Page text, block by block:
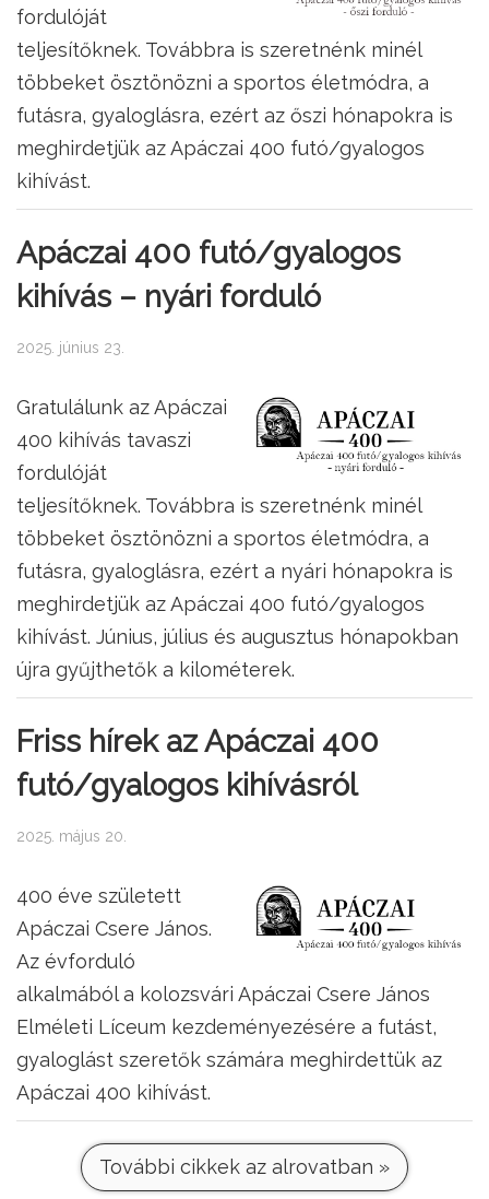
fordulóját
teljesítőknek. Továbbra is szeretnénk minél
többeket ösztönözni a sportos életmódra, a
futásra, gyaloglásra, ezért az őszi hónapokra is
meghirdetjük az Apáczai 400 futó/gyalogos
kihívást.
Apáczai 400 futó/gyalogos
kihívás – nyári forduló
2025. június 23.
Gratulálunk az Apáczai
400 kihívás tavaszi
fordulóját
teljesítőknek. Továbbra is szeretnénk minél
többeket ösztönözni a sportos életmódra, a
futásra, gyaloglásra, ezért a nyári hónapokra is
meghirdetjük az Apáczai 400 futó/gyalogos
kihívást. Június, július és augusztus hónapokban
újra gyűjthetők a kilométerek.
Friss hírek az Apáczai 400
futó/gyalogos kihívásról
2025. május 20.
400 éve született
Apáczai Csere János.
Az évforduló
alkalmából a kolozsvári Apáczai Csere János
Elméleti Líceum kezdeményezésére a futást,
gyaloglást szeretők számára meghirdettük az
Apáczai 400 kihívást.
További cikkek az alrovatban »